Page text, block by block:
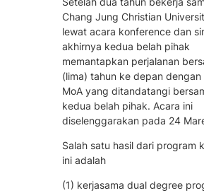
Chang Jung Christian
lewat acara konference dan
akhirnya kedua belah pihak
memantapkan perjalanan
(lima) tahun ke depan dengan
MoA yang ditandatangi
kedua belah pihak. Acara ini
diselenggarakan pada 24
Salah satu hasil dari program
ini adalah
(1) kerjasama dual degree